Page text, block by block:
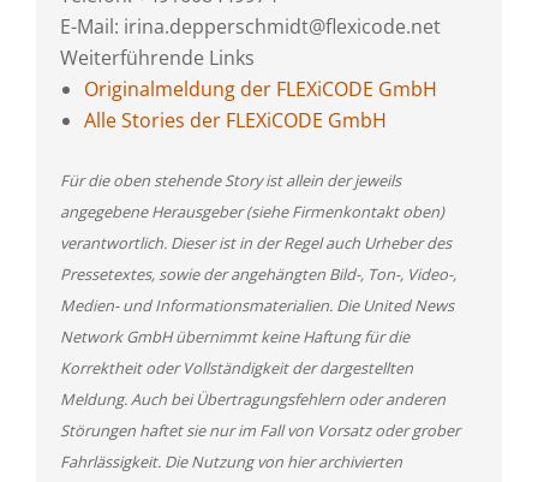
E-Mail: irina.depperschmidt@flexicode.net
Weiterführende Links
Originalmeldung der FLEXiCODE GmbH
Alle Stories der FLEXiCODE GmbH
Für die oben stehende Story ist allein der jeweils
angegebene Herausgeber (siehe Firmenkontakt oben)
verantwortlich. Dieser ist in der Regel auch Urheber des
Pressetextes, sowie der angehängten Bild-, Ton-, Video-,
Medien- und Informationsmaterialien. Die United News
Network GmbH übernimmt keine Haftung für die
Korrektheit oder Vollständigkeit der dargestellten
Meldung. Auch bei Übertragungsfehlern oder anderen
Störungen haftet sie nur im Fall von Vorsatz oder grober
Fahrlässigkeit. Die Nutzung von hier archivierten